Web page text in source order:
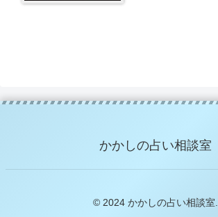
かかしの占い相談室
© 2024 かかしの占い相談室.